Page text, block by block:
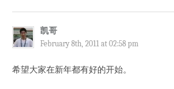
凯哥
February 8th, 2011 at 02:58 pm
希望大家在新年都有好的开始。